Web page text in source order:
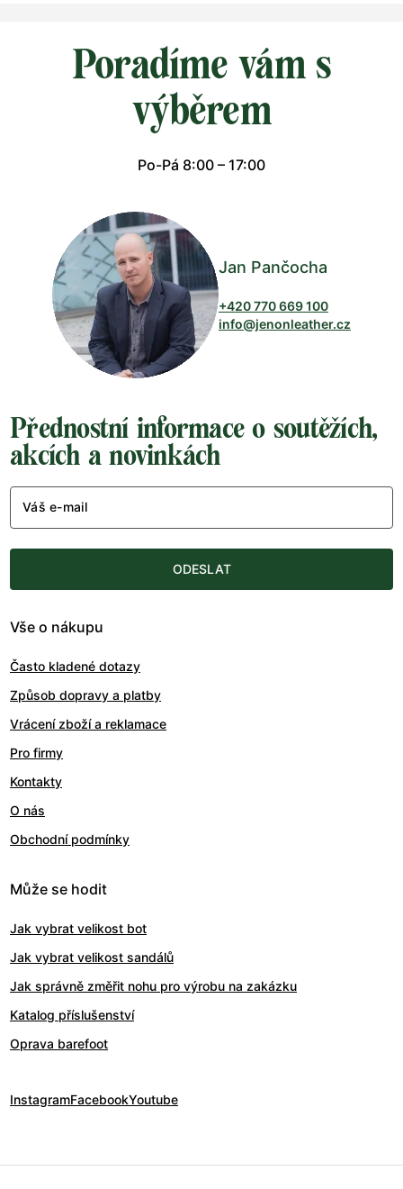
Poradíme vám s
výběrem
Po-Pá 8:00 – 17:00
Jan Pančocha
+420 770 669 100
info@jenonleather.cz
Přednostní informace o soutěžích,
akcích a novinkách
Váš e-mail
ODESLAT
Vše o nákupu
Často kladené dotazy
Způsob dopravy a platby
Vrácení zboží a reklamace
Pro firmy
Kontakty
O nás
Obchodní podmínky
Může se hodit
Jak vybrat velikost bot
Jak vybrat velikost sandálů
Jak správně změřit nohu pro výrobu na zakázku
Katalog příslušenství
Oprava barefoot
InstagramFacebookYoutube